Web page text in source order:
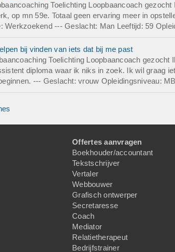
Toelichting Loopbaancoach gezocht
op mn 59e. Totaal geen ervaring meer in
Werkzoekend --- Geslacht: Man Leeftijd: 59
bij vinden van iets dat bij me past
Toelichting Loopbaancoach gezocht
diploma waar ik niks in zoek. Ik wil graag
--- Geslacht: vrouw Opleidingsniveau:
Offertes aanvragen
Boekhouder/accountant
Tekstschrijver
Vertaler
Webbouwer
Grafisch ontwerper
Secretaresse
Coach
Mediator
Relatietherapeut
Bedrijfstrainer